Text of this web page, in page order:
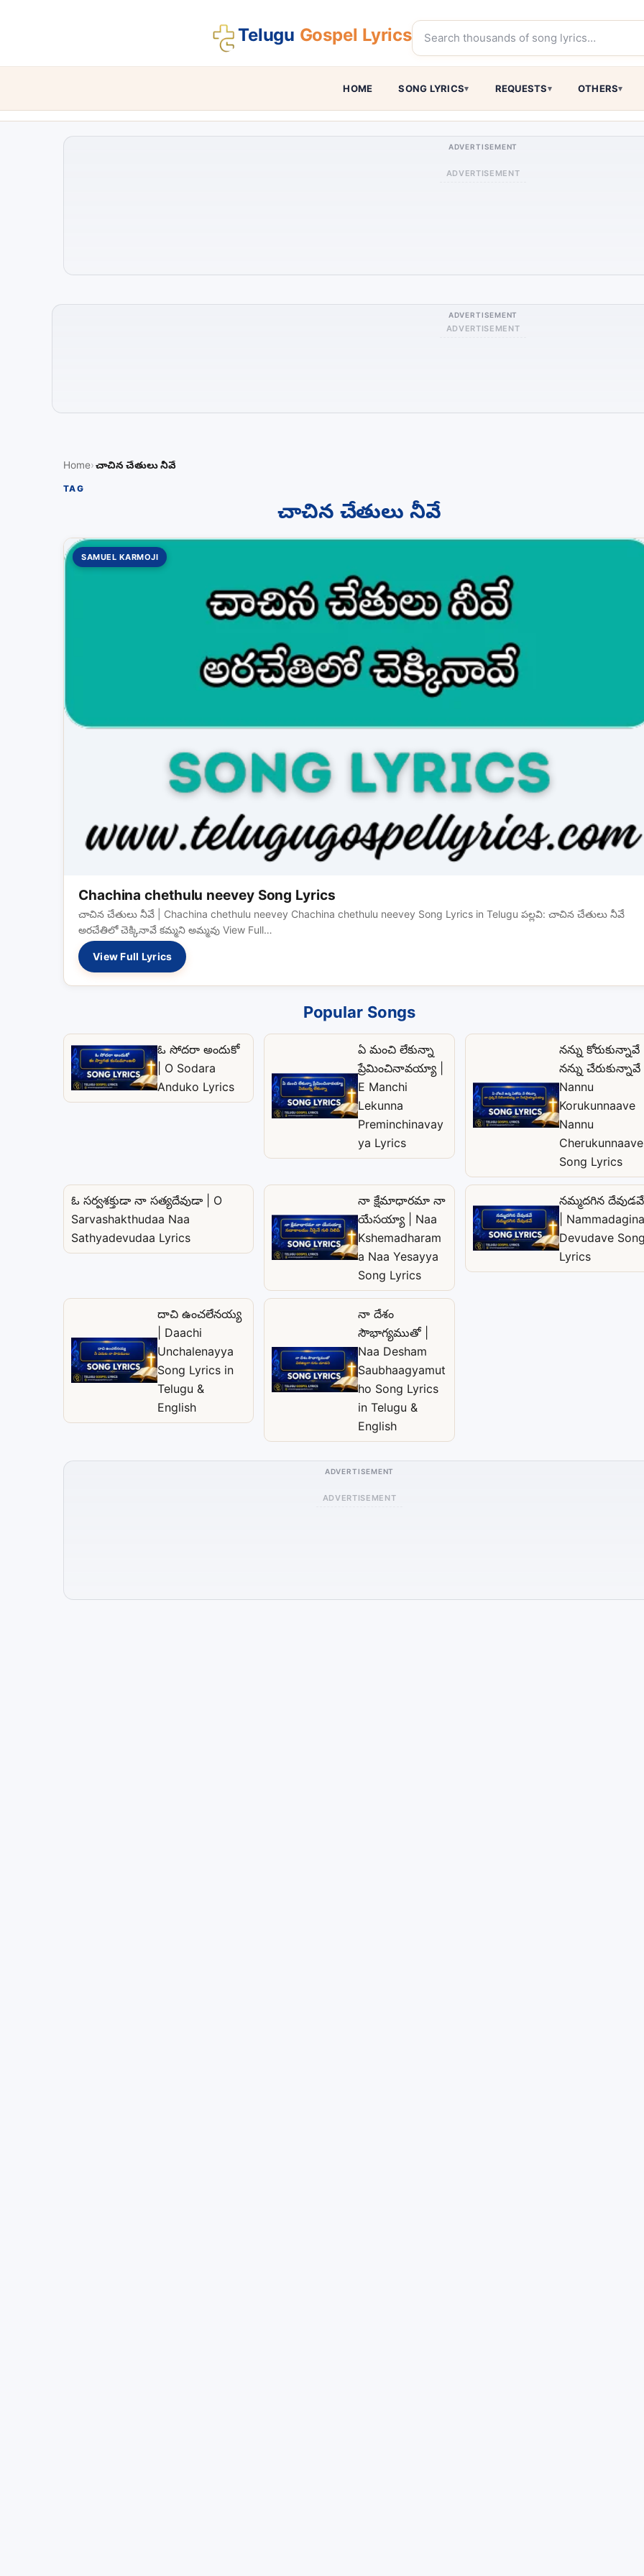
Telugu Gospel Lyrics
HOME SONG LYRICS REQUESTS OTHERS
ADVERTISEMENT
ADVERTISEMENT
ADVERTISEMENT
ADVERTISEMENT
Home చాచిన చేతులు నీవే
TAG
చాచిన చేతులు నీవే
SAMUEL KARMOJI
Chachina chethulu neevey Song Lyrics
చాచిన చేతులు నీవే | Chachina chethulu neevey Chachina chethulu neevey Song Lyrics in Telugu పల్లవి: చాచిన చేతులు నీవే
అరచేతిలో చెక్కినావే కమ్మని అమ్మవు View Full…
View Full Lyrics
Popular Songs
ఓ సోదరా అందుకో
| O Sodara
Anduko Lyrics
ఏ మంచి లేకున్నా
ప్రేమించినావయ్యా |
E Manchi
Lekunna
Preminchinavay
ya Lyrics
నన్ను కోరుకున్నావే
నన్ను చేరుకున్నావే |
Nannu
Korukunnaave
Nannu
Cherukunnaave
Song Lyrics
ఓ సర్వశక్తుడా నా సత్యదేవుడా | O
Sarvashakthudaa Naa
Sathyadevudaa Lyrics
నా క్షేమాధారమా నా
యేసయ్యా | Naa
Kshemadharam
a Naa Yesayya
Song Lyrics
నమ్మదగిన దేవుడవే
| Nammadagina
Devudave Song
Lyrics
దాచి ఉంచలేనయ్య
| Daachi
Unchalenayya
Song Lyrics in
Telugu &
English
నా దేశం
సౌభాగ్యముతో |
Naa Desham
Saubhaagyamut
ho Song Lyrics
in Telugu &
English
ADVERTISEMENT
ADVERTISEMENT